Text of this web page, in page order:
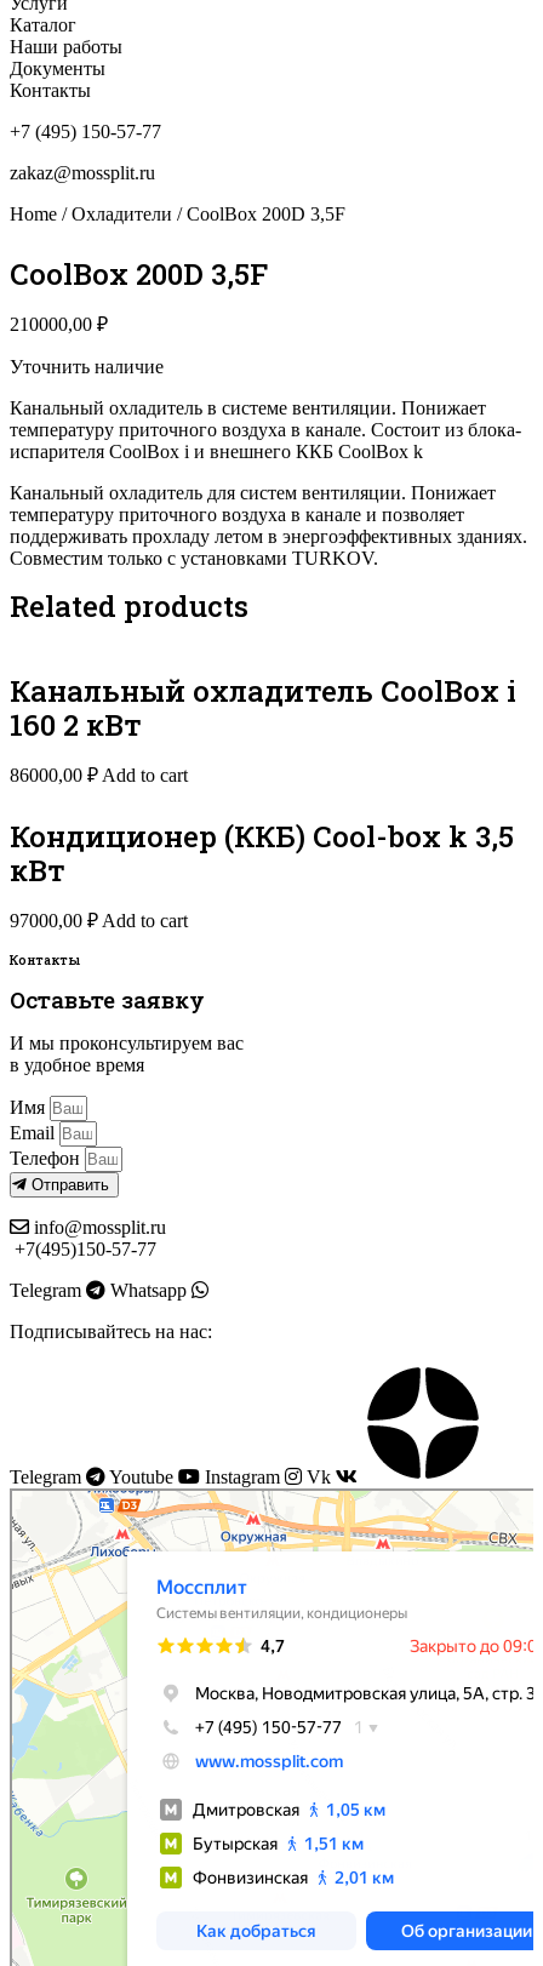
Каталог
Наши работы
Документы
Контакты
+7 (495) 150-57-77
zakaz@mossplit.ru
Home /Охладители / CoolBox 200D 3,5F
CoolBox 200D 3,5F
210000,00 ₽
Уточнить наличие
Канальный охладитель в системе вентиляции. Понижает
температуру приточного воздуха в канале. Состоит из блока-
испарителя CoolBox i и внешнего ККБ CoolBox k
Канальный охладитель для систем вентиляции. Понижает
температуру приточного воздуха в канале и позволяет
поддерживать прохладу летом в энергоэффективных зданиях.
Совместим только с установками TURKOV.
Related products
Канальный охладитель CoolBox i
160 2 кВт
86000,00 ₽ Add to cart
Кондиционер (ККБ) Cool-box k 3,5
кВт
97000,00 ₽ Add to cart
Контакты
Оставьте заявку
И мы проконсультируем вас
в удобное время
Имя
Email
Телефон
Отправить
info@mossplit.ru
+7(495)150-57-77
Telegram
Whatsapp
Подписывайтесь на нас:
Telegram Youtube Instagram Vk
Моссплит
Системы вентиляции в Москве
Установка кондиционеров в Москве